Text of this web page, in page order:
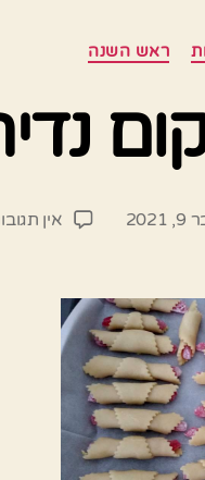
ראש השנה
אין